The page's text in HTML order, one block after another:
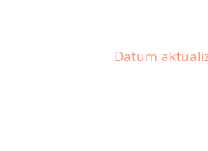
Datum